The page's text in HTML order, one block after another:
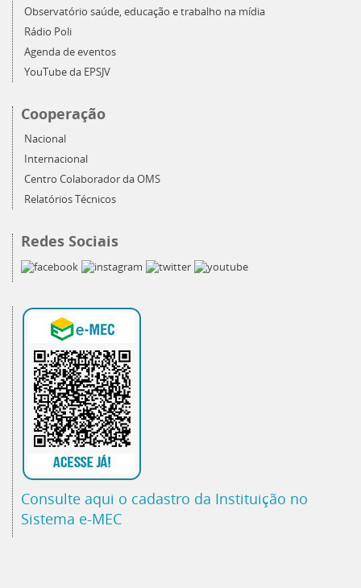
Observatório saúde, educação e trabalho na mídia
Rádio Poli
Agenda de eventos
YouTube da EPSJV
Cooperação
Nacional
Internacional
Centro Colaborador da OMS
Relatórios Técnicos
Redes Sociais
Consulte aqui o cadastro da Instituição no
Sistema e-MEC